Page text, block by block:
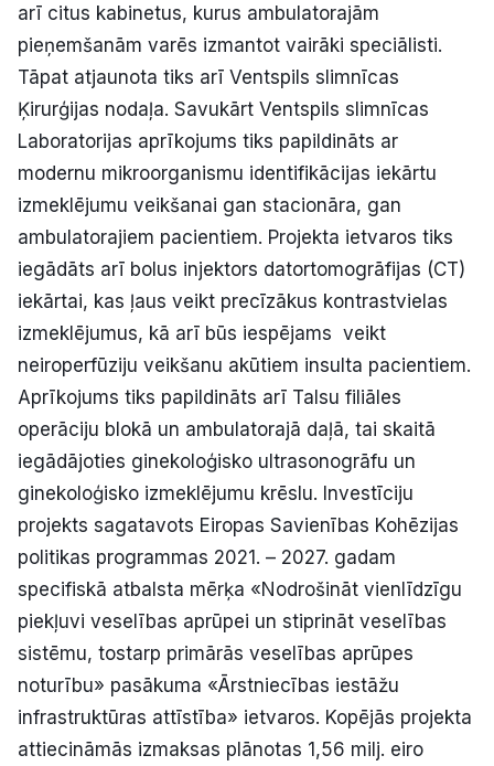
arī citus kabinetus, kurus ambulatorajām
pieņemšanām varēs izmantot vairāki speciālisti.
Tāpat atjaunota tiks arī Ventspils slimnīcas
Ķirurģijas nodaļa. Savukārt Ventspils slimnīcas
Laboratorijas aprīkojums tiks papildināts ar
modernu mikroorganismu identifikācijas iekārtu
izmeklējumu veikšanai gan stacionāra, gan
ambulatorajiem pacientiem. Projekta ietvaros tiks
iegādāts arī bolus injektors datortomogrāfijas (CT)
iekārtai, kas ļaus veikt precīzākus kontrastvielas
izmeklējumus, kā arī būs iespējams veikt
neiroperfūziju veikšanu akūtiem insulta pacientiem.
Aprīkojums tiks papildināts arī Talsu filiāles
operāciju blokā un ambulatorajā daļā, tai skaitā
iegādājoties ginekoloģisko ultrasonogrāfu un
ginekoloģisko izmeklējumu krēslu. Investīciju
projekts sagatavots Eiropas Savienības Kohēzijas
politikas programmas 2021. – 2027. gadam
specifiskā atbalsta mērķa «Nodrošināt vienlīdzīgu
piekļuvi veselības aprūpei un stiprināt veselības
sistēmu, tostarp primārās veselības aprūpes
noturību» pasākuma «Ārstniecības iestāžu
infrastruktūras attīstība» ietvaros. Kopējās projekta
attiecināmās izmaksas plānotas 1,56 milj. eiro